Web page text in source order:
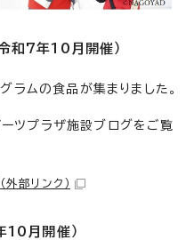
和7年10月開催）
ムの食品が集まりました。
ツプラザ施設ブログをご覧
（外部リンク）
10月開催）